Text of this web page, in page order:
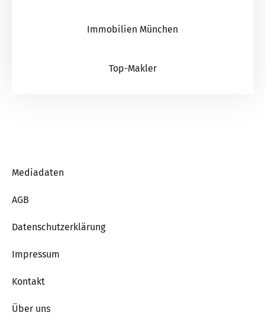
Immobilien München
Top-Makler
Mediadaten
AGB
Datenschutzerklärung
Impressum
Kontakt
Über uns